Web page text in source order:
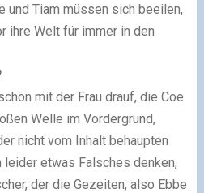
und Tiam müssen sich beeilen,
ihre Welt für immer in den
mit der Frau drauf, die Coe
Welle im Vordergrund,
nicht vom Inhalt behaupten
etwas Falsches denken,
der die Gezeiten, also Ebbe